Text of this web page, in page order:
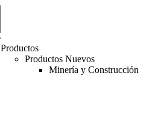
Productos
Productos Nuevos
Minería y Construcción